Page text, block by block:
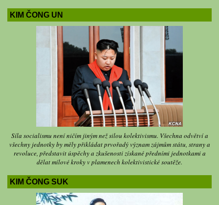
KIM ČONG UN
Síla socialismu není ničím jiným než silou kolektivismu. Všechna odvětví a
všechny jednotky by měly přikládat prvořadý význam zájmům státu, strany a
revoluce, představit úspěchy a zkušenosti získané předními jednotkami a
dělat mílové kroky v plamenech kolektivistické soutěže.
KIM ČONG SUK